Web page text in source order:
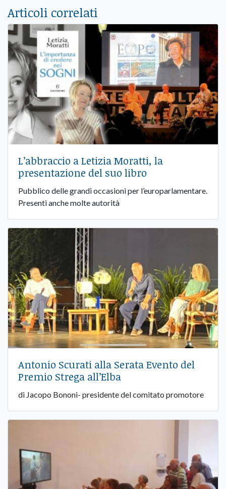
Articoli correlati
L’abbraccio a Letizia Moratti, la
presentazione del suo libro
Pubblico delle grandi occasioni per l’europarlamentare.
Presenti anche molte autorità
Antonio Scurati alla Serata Evento del
Premio Strega all’Elba
di Jacopo Bononi- presidente del comitato promotore